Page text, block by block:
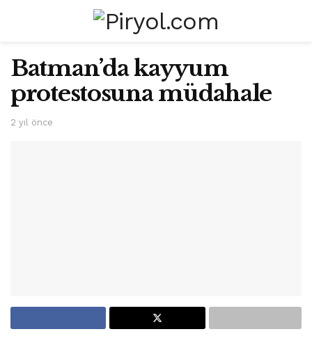
Batman’da kayyum
protestosuna müdahale
2 yıl önce